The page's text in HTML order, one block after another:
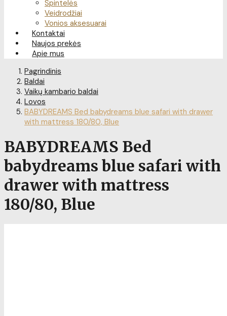
Spintelės
Veidrodžiai
Vonios aksesuarai
Kontaktai
Naujos prekės
Apie mus
Pagrindinis
Baldai
Vaikų kambario baldai
Lovos
BABYDREAMS Bed babydreams blue safari with drawer
with mattress 180/80, Blue
BABYDREAMS Bed
babydreams blue safari with
drawer with mattress
180/80, Blue